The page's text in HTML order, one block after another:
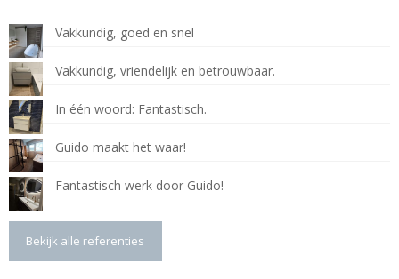
Vakkundig, goed en snel
Vakkundig, vriendelijk en betrouwbaar.
In één woord: Fantastisch.
Guido maakt het waar!
Fantastisch werk door Guido!
Bekijk alle referenties